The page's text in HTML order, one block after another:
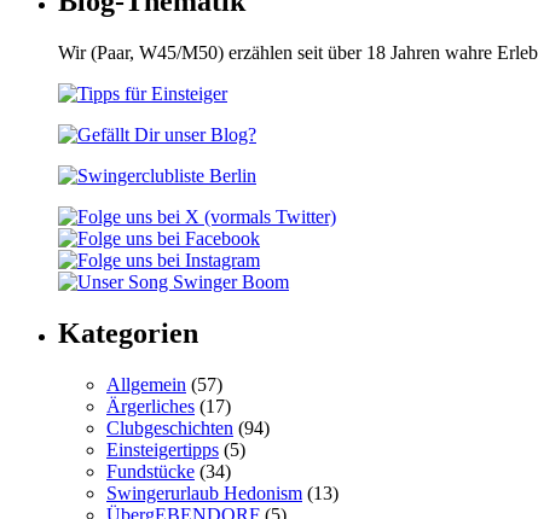
Wir (Paar, W45/M50) erzählen seit über 18 Jahren wahre
Kategorien
Allgemein (57)
Ärgerliches (17)
Clubgeschichten (94)
Einsteigertipps (5)
Fundstücke (34)
Swingerurlaub Hedonism (13)